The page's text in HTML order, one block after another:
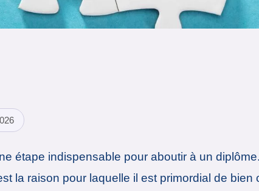
étape indispensable pour aboutir à un
la raison pour laquelle il est primordial de bien